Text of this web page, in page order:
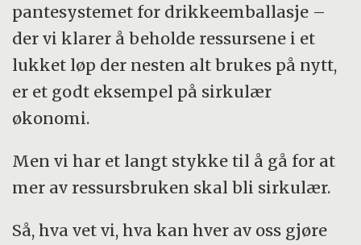
pantesystemet for drikkeemballasje –
der vi klarer å beholde ressursene i et
lukket løp der nesten alt brukes på nytt,
er et godt eksempel på sirkulær
økonomi.
Men vi har et langt stykke til å gå for at
mer av ressursbruken skal bli sirkulær.
Så, hva vet vi, hva kan hver av oss gjøre